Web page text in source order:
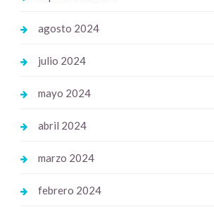
agosto 2024
julio 2024
mayo 2024
abril 2024
marzo 2024
febrero 2024